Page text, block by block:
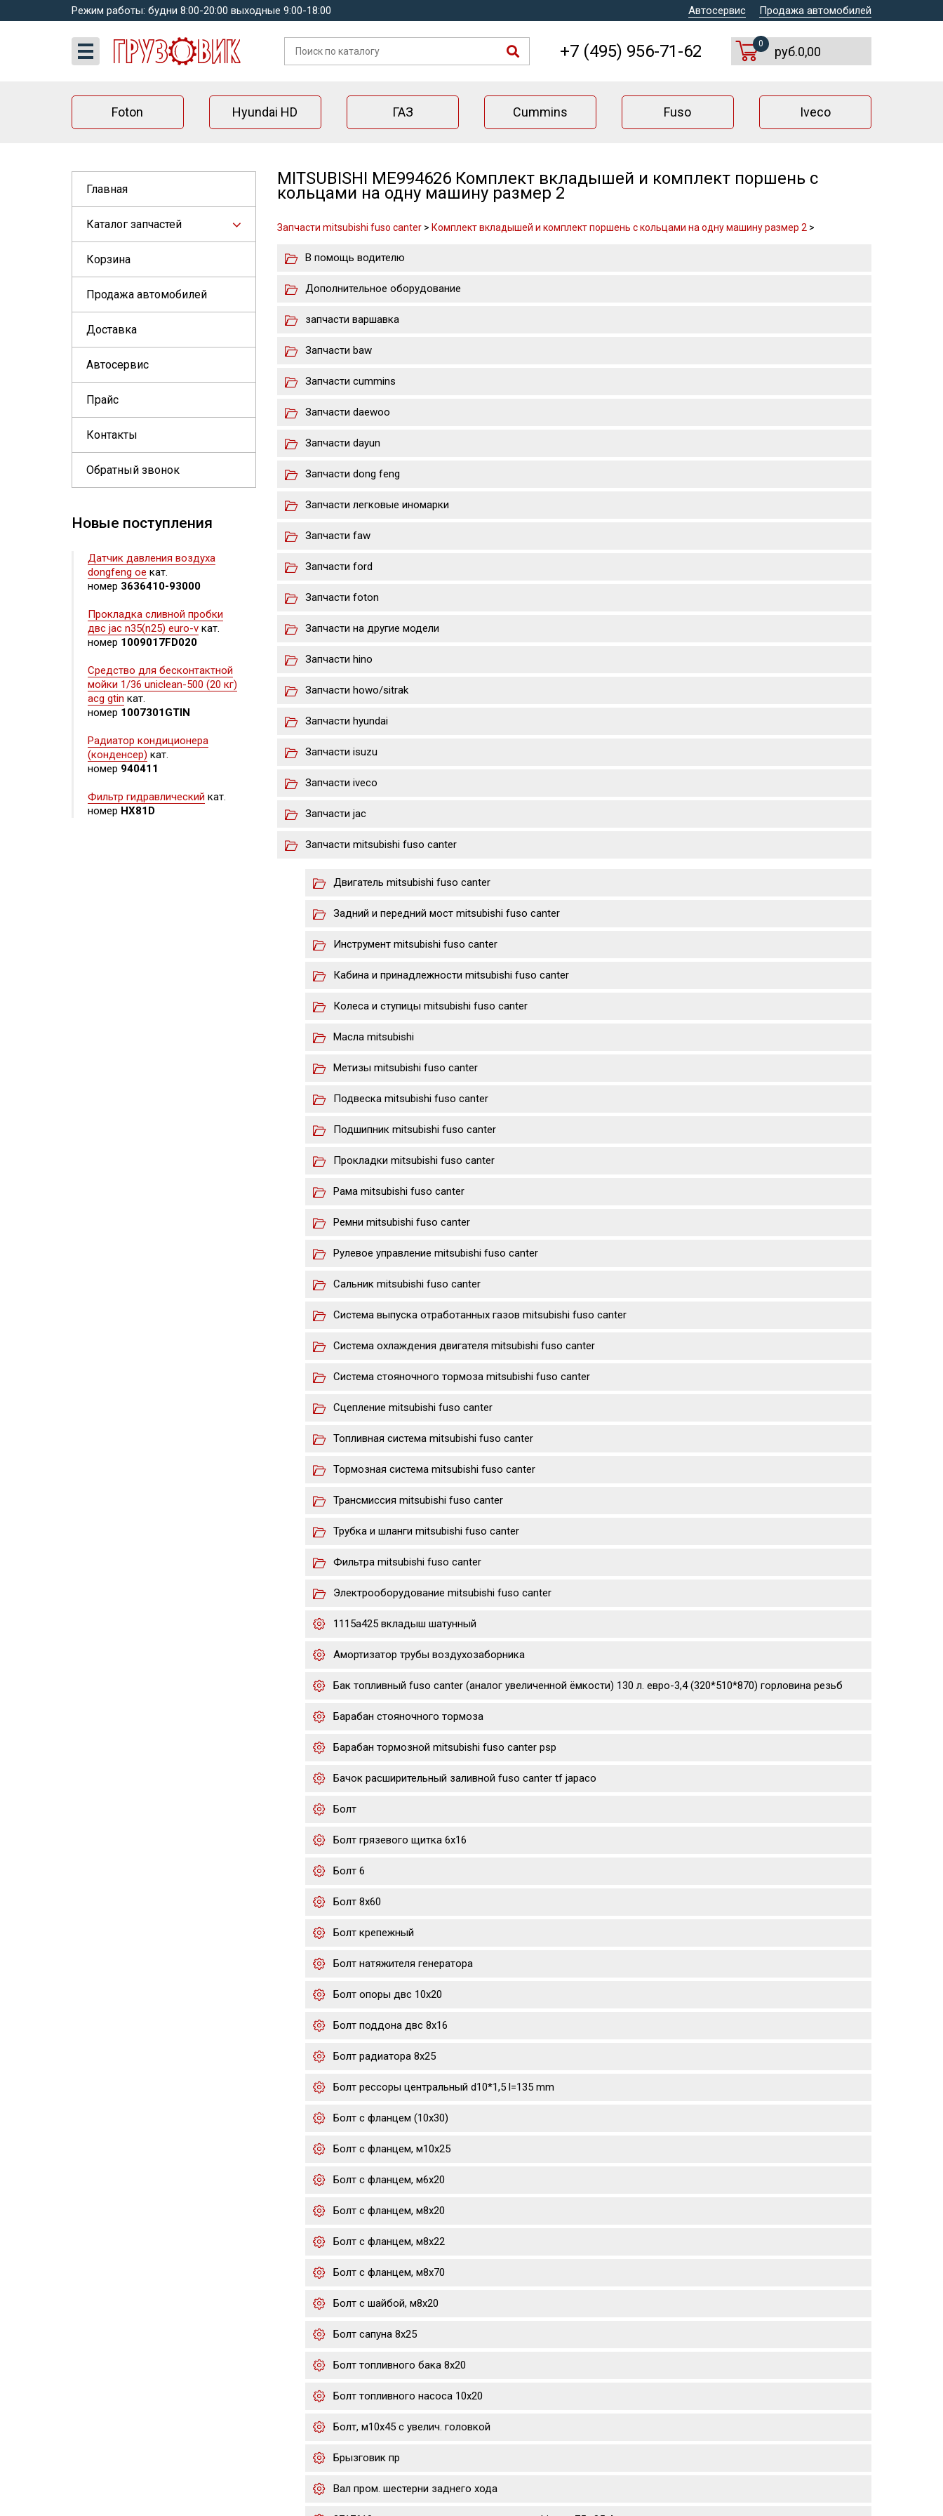
Режим работы: будни 8:00-20:00 выходные 9:00-18:00 Автосервис Продажа автомобилей
+7 (495) 956-71-62 0
руб.0,00
Foton Hyundai HD ГАЗ Cummins Fuso Iveco
Главная
Каталог запчастей
Корзина
Продажа автомобилей
Доставка
Автосервис
Прайс
Контакты
Обратный звонок
Новые поступления
Датчик давления воздуха
dongfeng oe кат.
номер 3636410-93000
Прокладка сливной пробки
двс jac n35(n25) euro-v кат.
номер 1009017FD020
Средство для бесконтактной
мойки 1/36 uniclean-500 (20 кг)
acg gtin кат.
номер 1007301GTIN
Радиатор кондиционера
(конденсер) кат.
номер 940411
Фильтр гидравлический кат.
номер HX81D
MITSUBISHI ME994626 Комплект вкладышей и комплект поршень с
кольцами на одну машину размер 2
Запчасти mitsubishi fuso canter> Комплект вкладышей и комплект поршень с кольцами на одну машину размер 2 >
В помощь водителю
Дополнительное оборудование
запчасти варшавка
Запчасти baw
Запчасти cummins
Запчасти daewoo
Запчасти dayun
Запчасти dong feng
Запчасти легковые иномарки
Запчасти faw
Запчасти ford
Запчасти foton
Запчасти на другие модели
Запчасти hino
Запчасти howo/sitrak
Запчасти hyundai
Запчасти isuzu
Запчасти iveco
Запчасти jac
Запчасти mitsubishi fuso canter
Двигатель mitsubishi fuso canter
Задний и передний мост mitsubishi fuso canter
Инструмент mitsubishi fuso canter
Кабина и принадлежности mitsubishi fuso canter
Колеса и ступицы mitsubishi fuso canter
Масла mitsubishi
Метизы mitsubishi fuso canter
Подвеска mitsubishi fuso canter
Подшипник mitsubishi fuso canter
Прокладки mitsubishi fuso canter
Рама mitsubishi fuso canter
Ремни mitsubishi fuso canter
Рулевое управление mitsubishi fuso canter
Сальник mitsubishi fuso canter
Система выпуска отработанных газов mitsubishi fuso canter
Система охлаждения двигателя mitsubishi fuso canter
Система стояночного тормоза mitsubishi fuso canter
Сцепление mitsubishi fuso canter
Топливная система mitsubishi fuso canter
Тормозная система mitsubishi fuso canter
Трансмиссия mitsubishi fuso canter
Трубка и шланги mitsubishi fuso canter
Фильтра mitsubishi fuso canter
Электрооборудование mitsubishi fuso canter
1115a425 вкладыш шатунный
Амортизатор трубы воздухозаборника
Бак топливный fuso canter (аналог увеличенной ёмкости) 130 л. евро-3,4 (320*510*870) горловина резьб
Барабан стояночного тормоза
Барабан тормозной mitsubishi fuso canter psp
Бачок расширительный заливной fuso canter tf japaco
Болт
Болт грязевого щитка 6х16
Болт 6
Болт 8х60
Болт крепежный
Болт натяжителя генератора
Болт опоры двс 10х20
Болт поддона двс 8х16
Болт радиатора 8х25
Болт рессоры центральный d10*1,5 l=135 mm
Болт с фланцем (10x30)
Болт с фланцем, м10х25
Болт с фланцем, м6х20
Болт с фланцем, м8х20
Болт с фланцем, м8х22
Болт с фланцем, м8х70
Болт с шайбой, м8х20
Болт сапуна 8х25
Болт топливного бака 8х20
Болт топливного насоса 10х20
Болт, м10x45 с увелич. головкой
Брызговик пр
Вал пром. шестерни заднего хода